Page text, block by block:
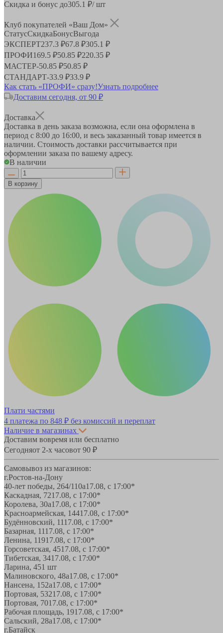
Скидка и бонус до305.1 ₽/ шт
Клуб покупателей «Ваш Дом»
СтатусСкидкаБонусВыгода
ЭКСПЕРТ237.3 ₽67.8 ₽305.1 ₽
ПРОФИ169.5 ₽50.85 ₽220.35 ₽
МАСТЕР-50.85 ₽50.85 ₽
СТАНДАРТ-33.9 ₽33.9 ₽
Как стать «ПРОФИ» сразу!Узнать подробнее
Доставим сегодня, от 90 ₽
Доставка
Доставка в день заказа возможна, если она оформлена в
период с 8:00 до 16:00, и весь заказанный товар имеется в
наличии. Стоимость доставки рассчитывается при
оформлении заказа по вашему адресу.
В наличии
В корзину
Плати частями
4 платежа по 848 ₽ без комиссий и переплат
Наличие в магазинах
Доставим вовремя или бесплатно
Сегодняот 2-х часовот 90 ₽
Самовывоз из магазинов:
г.Ростов-на-Дону
40-лет победы, 264/110а17.08, с 17:00*
Каскадная, 7217.08, с 17:00*
Королева, 30а17.08, с 17:00*
Красноармейская, 14417.08, с 17:00*
Будённовский, 1117.08, с 17:00*
Базарная, 1117.08, с 17:00*
Ленина, 11917.08, с 17:00*
Горсоветская, 4517.08, с 17:00*
Тибетская, 3417.08, с 17:00*
Ларина, 451 шт
Малиновского, 48а17.08, с 17:00*
Нансена, 152а17.08, с 17:00*
Портовая, 53217.08, с 17:00*
Портовая, 7017.08, с 17:00*
Рабочая площадь, 1917.08, с 17:00*
Сальский, 28a17.08, с 17:00*
г.Батайск